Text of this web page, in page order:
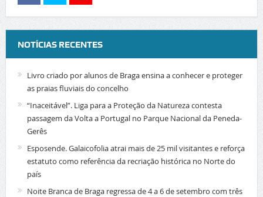
NOTÍCIAS RECENTES
Livro criado por alunos de Braga ensina a conhecer e proteger
as praias fluviais do concelho
“Inaceitável”. Liga para a Proteção da Natureza contesta
passagem da Volta a Portugal no Parque Nacional da Peneda-
Gerês
Esposende. Galaicofolia atrai mais de 25 mil visitantes e reforça
estatuto como referência da recriação histórica no Norte do
país
Noite Branca de Braga regressa de 4 a 6 de setembro com três